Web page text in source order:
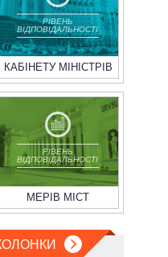
РІВЕНЬ
ВІДПОВІДАЛЬНОСТІ
КАБІНЕТУ МІНІСТРІВ
РІВЕНЬ
ВІДПОВІДАЛЬНОСТІ
МЕРІВ МІСТ